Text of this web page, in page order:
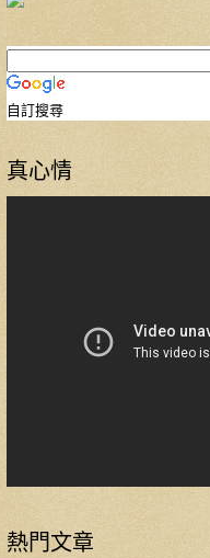
自訂搜尋
真心情
熱門文章